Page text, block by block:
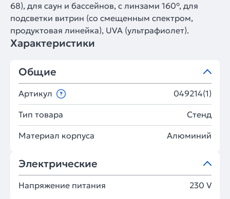
68), для саун и бассейнов, с линзами 160°, для
подсветки витрин (со смещенным спектром,
продуктовая линейка), UVA (ультрафиолет).
Характеристики
Общие
Артикул 049214(1)
Тип товара Стенд
Материал корпуса Алюминий
Электрические
Напряжение питания 230 V